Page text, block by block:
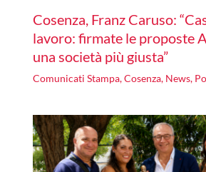
Cosenza, Franz Caruso:
lavoro: firmate le proposte
una società più giusta”
Comunicati Stampa,Cosenza, News,